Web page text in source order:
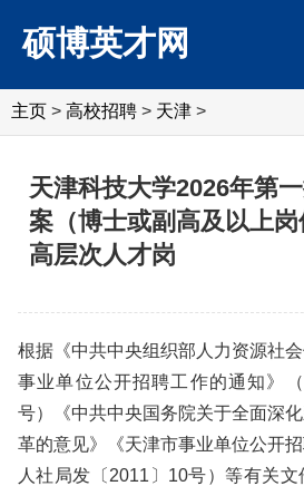
硕博英才网
主页 > 高校招聘 > 天津 >
天津科技大学2026年第
案（博士或副高及以上
高层次人才岗
根据《中共中央组织部人力资源社
事业单位公开招聘工作的通知》
号）《中共中央国务院关于全面深
革的意见》《天津市事业单位公开
人社局发〔2011〕10号）等有关